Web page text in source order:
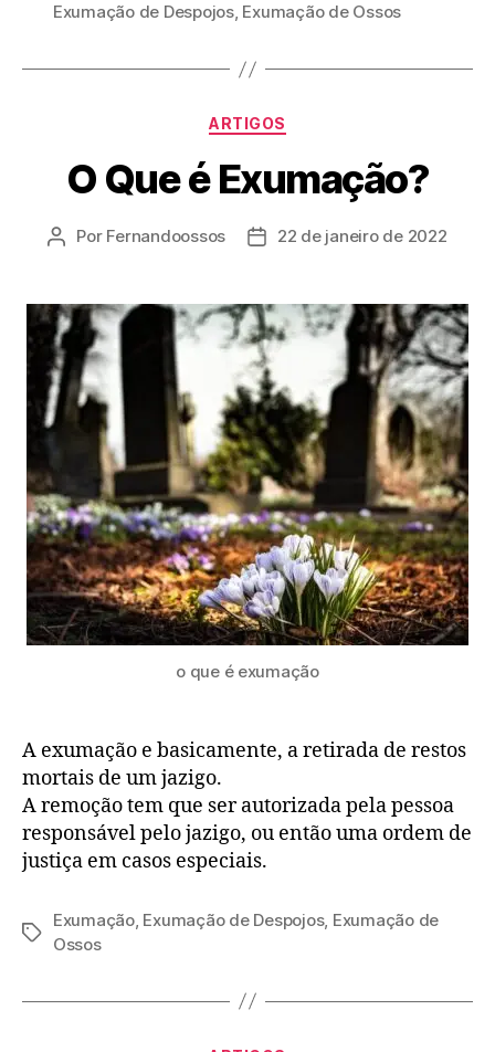
Exumação de Despojos, Exumação de Ossos
ARTIGOS
O Que é Exumação?
Por Fernandoossos 22 de janeiro de 2022
o que é exumação
A exumação e basicamente, a retirada de restos
mortais de um jazigo.
A remoção tem que ser autorizada pela pessoa
responsável pelo jazigo, ou então uma ordem de
justiça em casos especiais.
Exumação, Exumação de Despojos, Exumação de
Ossos